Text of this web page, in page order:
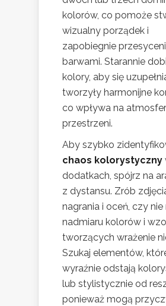
kolorów, co pomoże
wizualny porządek i
zapobiegnie
barwami. Starannie
kolory, aby się
tworzyły harmonijne
co wpływa na
przestrzeni.
Aby szybko
chaos kolorystyczny
dodatkach, spójrz na
z dystansu. Zrób
nagrania i oceń, czy nie
nadmiaru kolorów i
tworzących wrażenie
Szukaj elementów,
wyraźnie odstają
lub stylistycznie od
ponieważ mogą